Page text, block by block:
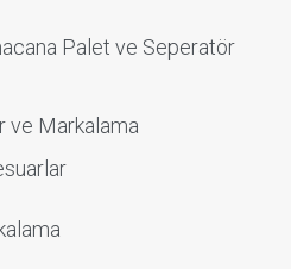
Palet ve Seperatör
ve Markalama